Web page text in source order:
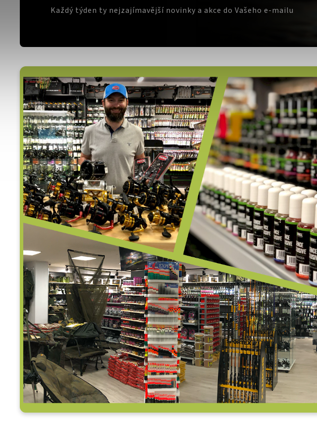
Každý týden ty nejzajímavější novinky a akce do Vašeho e-mailu